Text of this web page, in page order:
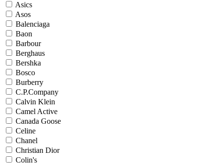
Asics
Asos
Balenciaga
Baon
Barbour
Berghaus
Bershka
Bosco
Burberry
C.P.Company
Calvin Klein
Camel Active
Canada Goose
Celine
Chanel
Christian Dior
Colin's